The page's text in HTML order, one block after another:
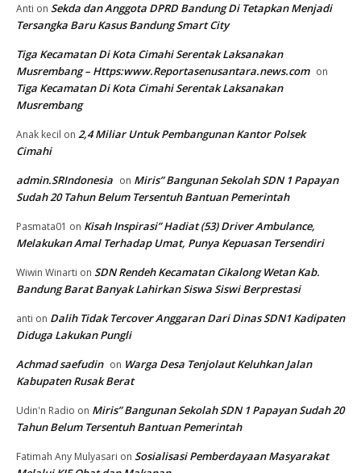
Anti on Sekda dan Anggota DPRD Bandung Di Tetapkan Menjadi
Tersangka Baru Kasus Bandung Smart City
Tiga Kecamatan Di Kota Cimahi Serentak Laksanakan
Musrembang – Https:www.Reportasenusantara.news.com on
Tiga Kecamatan Di Kota Cimahi Serentak Laksanakan
Musrembang
Anak kecil on 2,4 Miliar Untuk Pembangunan Kantor Polsek
Cimahi
admin.SRIndonesia on Miris” Bangunan Sekolah SDN 1 Papayan
Sudah 20 Tahun Belum Tersentuh Bantuan Pemerintah
Pasmata01 on Kisah Inspirasi” Hadiat (53) Driver Ambulance,
Melakukan Amal Terhadap Umat, Punya Kepuasan Tersendiri
Wiwin Winarti on SDN Rendeh Kecamatan Cikalong Wetan Kab.
Bandung Barat Banyak Lahirkan Siswa Siswi Berprestasi
anti on Dalih Tidak Tercover Anggaran Dari Dinas SDN1 Kadipaten
Diduga Lakukan Pungli
Achmad saefudin on Warga Desa Tenjolaut Keluhkan Jalan
Kabupaten Rusak Berat
Udin'n Radio on Miris” Bangunan Sekolah SDN 1 Papayan Sudah 20
Tahun Belum Tersentuh Bantuan Pemerintah
Fatimah Any Mulyasari on Sosialisasi Pemberdayaan Masyarakat